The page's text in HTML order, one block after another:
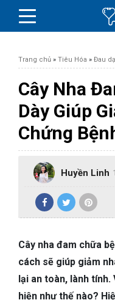
BỆNH DA LIỄU
BỆNH PHỤ KHOA
BỆNH XƯƠNG KHỚP
SỨC KHỎE GIỚI TÍNH
TAI – MŨI – HỌNG
TIÊU HÓA
Trang chủ » Tiêu Hóa » Đau
Cây Nha
Dày Giúp
Chứng
Huyền Linh
Cây nha đam chữa
cách sẽ giúp giảm
lại an toàn, lành tính.
hiện như thế nào?